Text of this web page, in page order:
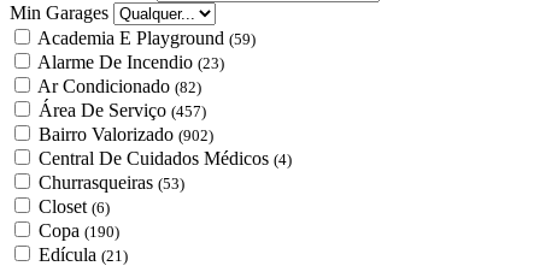
Min Garages
Academia E Playground (59)
Alarme De Incendio (23)
Ar Condicionado (82)
Área De Serviço (457)
Bairro Valorizado (902)
Central De Cuidados Médicos (4)
Churrasqueiras (53)
Closet (6)
Copa (190)
Edícula (21)